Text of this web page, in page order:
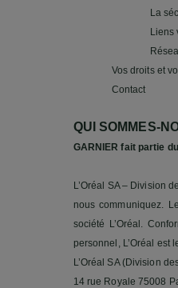
La
Liens
Vos droits et
Contact
QUI SOMMES-
GARNIER fait partie
L’Oréal SA – Division
nous communiquez.
société L’Oréal.
personnel, L’Oréal est
L’Oréal SA (Division
14 rue Royale 75008